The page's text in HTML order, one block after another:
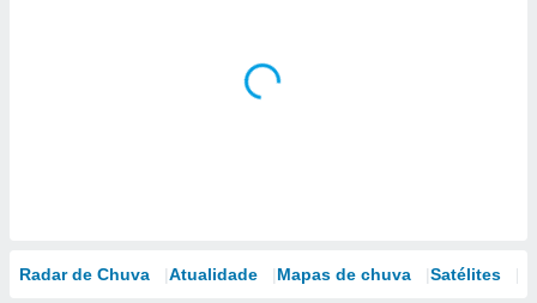
Radar de Chuva Atualidade Mapas de chuva Satélites